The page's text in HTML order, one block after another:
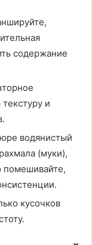
содержание
и
водянистый
(муки),
помешивайте,
кусочков